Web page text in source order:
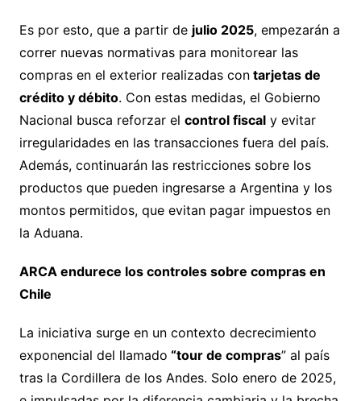
Es por esto, que a partir de julio 2025, empezarán a
correr nuevas normativas para monitorear las
compras en el exterior realizadas contarjetas de
crédito y débito. Con estas medidas, el Gobierno
Nacional busca reforzar el control fiscaly evitar
irregularidades en las transacciones fuera del país.
Además, continuarán las restricciones sobre los
productos que pueden ingresarse a Argentina y los
montos permitidos, que evitan pagar impuestos en
la Aduana.
ARCA endurece los controles sobre compras en
Chile
La iniciativa surge en un contexto decrecimiento
exponencial del llamado “tour de compras” al país
tras la Cordillera de los Andes. Solo enero de 2025,